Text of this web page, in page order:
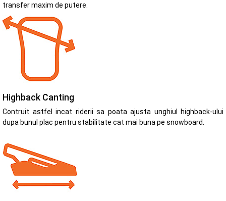
transfer maxim de putere.
Highback Canting
Contruit astfel incat riderii sa poata ajusta unghiul highback-ului
dupa bunul plac pentru stabilitate cat mai buna pe snowboard.